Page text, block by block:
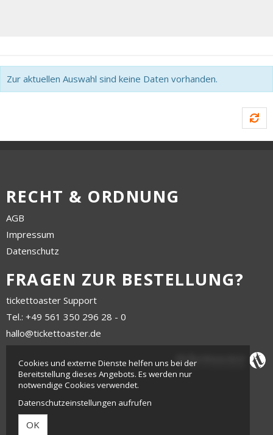
Zur aktuellen Auswahl sind keine Daten vorhanden.
RECHT & ORDNUNG
AGB
Impressum
Datenschutz
FRAGEN ZUR BESTELLUNG?
tickettoaster Support
Tel.: +49 561 350 296 28 - 0
hallo@tickettoaster.de
Cookies und externe Dienste helfen uns bei der
Bereitstellung dieses Angebots. Es werden nur
notwendige Cookies verwendet.
Datenschutzeinstellungen aufrufen
OK